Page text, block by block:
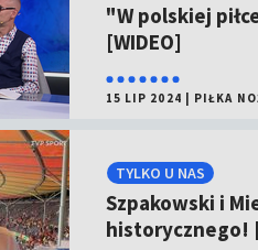
"W polskiej
[WIDEO]
15 LIP 2024 PIŁKA
TYLKO U NAS
Szpakowski i
historycznego!